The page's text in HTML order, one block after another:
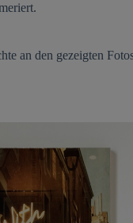
an den gezeigten